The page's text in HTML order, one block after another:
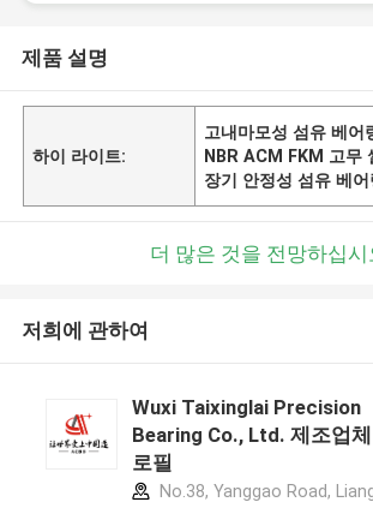
제품 설명
하이 라이트:
고내마모성 섬유 베어
NBR ACM FKM 고무
장기 안정성 섬유 베어
더 많은 것을 전망하십시
저희에 관하여
Wuxi Taixinglai Precision
Bearing Co., Ltd. 제조업
로필
No.38, Yanggao Road,